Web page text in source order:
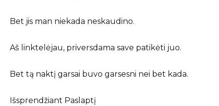
Bet jis man niekada neskaudino.
Aš linktelėjau, priversdama save patikėti juo.
Bet tą naktį garsai buvo garsesni nei bet kada.
Išsprendžiant Paslaptį